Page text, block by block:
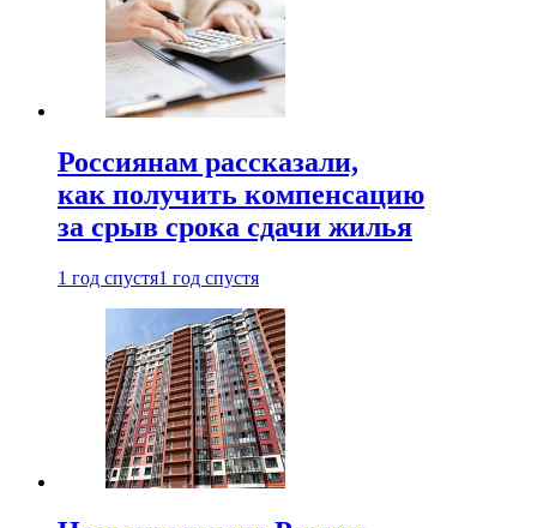
Россиянам рассказали,
как получить компенсацию
за срыв срока сдачи жилья
1 год спустя1 год спустя